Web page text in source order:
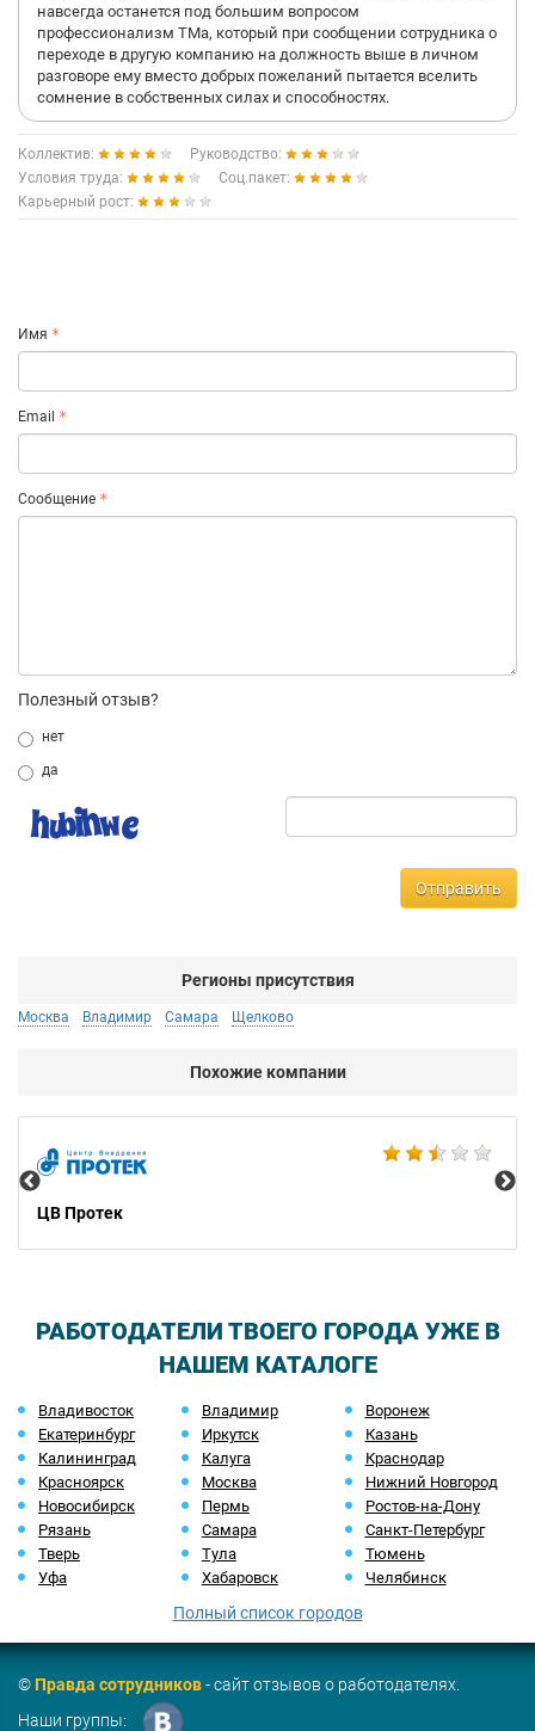
навсегда останется под большим вопросом
профессионализм ТМа, который при сообщении сотрудника о
переходе в другую компанию на должность выше в личном
разговоре ему вместо добрых пожеланий пытается вселить
сомнение в собственных силах и способностях.
Коллектив:
Руководство:
Условия труда:
Соц.пакет:
Карьерный рост:
Имя
Email
Сообщение
Полезный отзыв?
нет
да
Отправить
Регионы присутствия
Москва Владимир Самара Щелково
Похожие компании
ЦВ Протек
РАБОТОДАТЕЛИ ТВОЕГО ГОРОДА УЖЕ В
НАШЕМ КАТАЛОГЕ
Владивосток Владимир
Воронеж
Екатеринбург
Иркутск
Казань
Калининград
Калуга
Краснодар
Красноярск
Москва
Нижний Новгород
Новосибирск
Пермь
Ростов-на-Дону
Рязань
Самара
Санкт-Петербург
Тверь
Тула
Тюмень
Уфа
Хабаровск Челябинск
Полный список городов
©Правда сотрудников- сайт отзывов о работодателях.
Наши группы: